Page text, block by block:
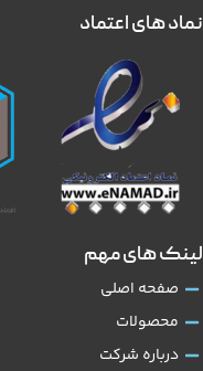
لینک های مهم
صفحه اصلی
محصولات
درباره شرکت
نماد های اعتماد